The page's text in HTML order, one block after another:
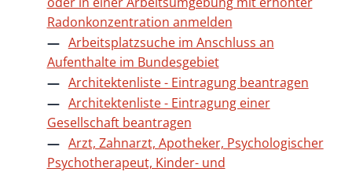
Radonkonzentration anmelden
Arbeitsplatzsuche im Anschluss an
Aufenthalte im Bundesgebiet
Architektenliste - Eintragung beantragen
Architektenliste - Eintragung einer
Gesellschaft beantragen
Arzt, Zahnarzt, Apotheker, Psychologischer
Psychotherapeut, Kinder- und